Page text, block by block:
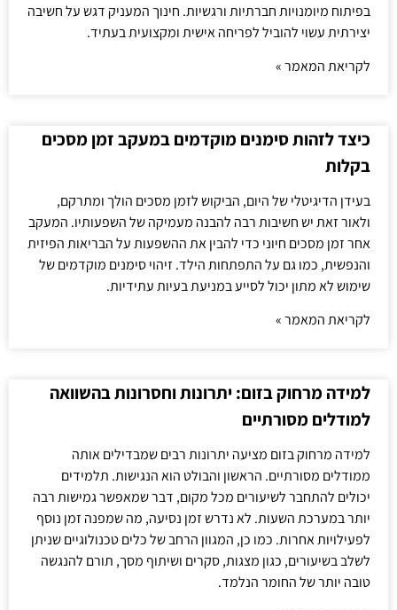
בפיתוח מיומנויות חברתיות ורגשיות. חינוך המעניק דגש על חשיבה
יצירתית עשוי להוביל לפריחה אישית ומקצועית בעתיד.
לקריאת המאמר »
כיצד לזהות סימנים מוקדמים במעקב זמן מסכים
בקלות
בעידן הדיגיטלי של היום, הביקוש לזמן מסכים הולך ומתרקם,
ולאור זאת יש חשיבות רבה להבנה מעמיקה של השפעותיו. המעקב
אחר זמן מסכים חיוני כדי להבין את ההשפעות על הבריאות הפיזית
והנפשית, כמו גם על התפתחות הילד. זיהוי סימנים מוקדמים של
שימוש לא מתון יכול לסייע במניעת בעיות עתידיות.
לקריאת המאמר »
למידה מרחוק בזום: יתרונות וחסרונות בהשוואה
למודלים מסורתיים
למידה מרחוק בזום מציעה יתרונות רבים שמבדילים אותה
ממודלים מסורתיים. הראשון והבולט הוא הנגישות. תלמידים
יכולים להתחבר לשיעורים מכל מקום, דבר שמאפשר גמישות רבה
יותר במערכת השעות. לא נדרש זמן נסיעה, מה שמפנה זמן נוסף
לפעילויות אחרות. כמו כן, המגוון הרחב של כלים טכנולוגיים שניתן
לשלב בשיעורים, כגון מצגות, סקרים ושיתוף מסך, תורם להנגשה
טובה יותר של החומר הנלמד.